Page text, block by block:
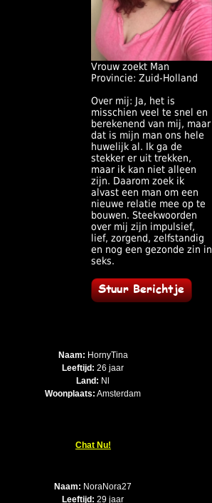
Vrouw zoekt Man
Provincie: Zuid-Holland
Over mij: Ja, het is
misschien veel te snel en
berekenend van mij, maar
dat is mijn man ons hele
huwelijk al. Ik ga de
stekker er uit trekken,
maar ik kan niet alleen
zijn. Daarom zoek ik
alvast een man om een
nieuwe relatie mee op te
bouwen. Steekwoorden
over mij zijn impulsief,
lief, zorgend, zelfstandig
en nog een gezonde zin in
seks.
Naam: HornyTina
Leeftijd: 26 jaar
Land: Nl
Woonplaats: Amsterdam
Chat Nu!
Naam: NoraNora27
Leeftijd: 29 jaar